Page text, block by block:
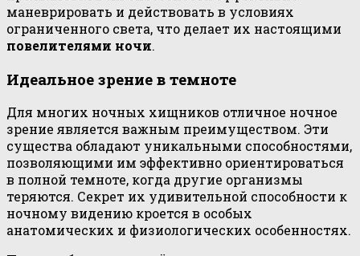
маневрировать и действовать в условиях
ограниченного света, что делает их настоящими
повелителями ночи.
Идеальное зрение в темноте
Для многих ночных хищников отличное ночное
зрение является важным преимуществом. Эти
существа обладают уникальными способностями,
позволяющими им эффективно ориентироваться
в полной темноте, когда другие организмы
теряются. Секрет их удивительной способности к
ночному видению кроется в особых
анатомических и физиологических особенностях.